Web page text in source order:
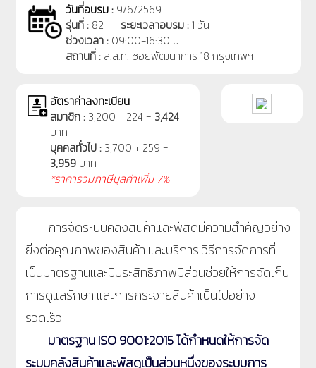
วันที่อบรม : 9/6/2569
รุ่นที่ : 82 ระยะเวลาอบรม :1 วัน
ช่วงเวลา : 09:00-16:30 น.
สถานที่ : ส.ส.ท. ซอยพัฒนาการ 18 กรุงเทพฯ
อัตราค่าลงทะเบียน
สมาชิก : 3,200 + 224 = 3,424
บาท
บุคคลทั่วไป : 3,700 + 259 =
3,959 บาท
*ราคารวมภาษีมูลค่าเพิ่ม 7%
การจัดระบบคลังสินค้าและพัสดุมีความสำคัญอย่าง
ยิ่งต่อคุณภาพของสินค้า และบริการ วิธีการจัดการที่
เป็นมาตรฐานและมีประสิทธิภาพมีส่วนช่วยให้การจัดเก็บ
การดูแลรักษา และการกระจายสินค้าเป็นไปอย่าง
รวดเร็ว
มาตรฐาน ISO 9001:2015 ได้กำหนดให้การจัด
ระบบคลังสินค้าและพัสดุเป็นส่วนหนึ่งของระบบการ